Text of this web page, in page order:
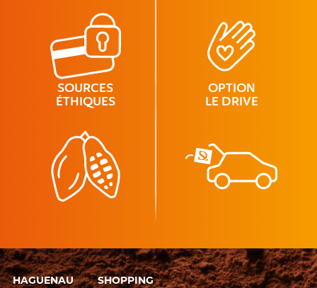
SOURCES
ÉTHIQUES
OPTION
LE DRIVE
HAGUENAU
SHOPPING